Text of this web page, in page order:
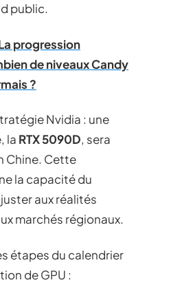
public.
progression
de niveaux Candy
?
Nvidia : une
la RTX 5090D, sera
Chine. Cette
la capacité du
aux réalités
marchés régionaux.
étapes du calendrier
de GPU :